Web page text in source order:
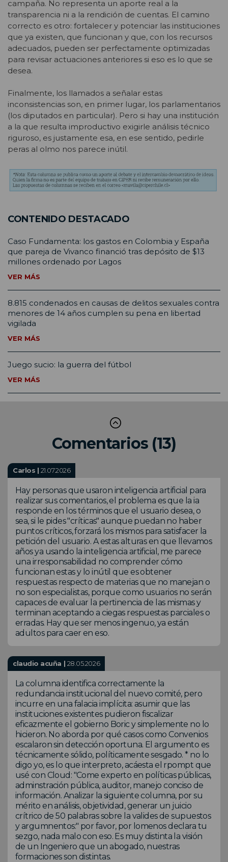
campaña. No representa un aporte real a la
transparencia ni a la rendición de cuentas. El camino
correcto es otro: fortalecer y potenciar las instituciones
que ya existen, que funcionan y que, con los recursos
adecuados, pueden ser perfectamente optimizadas
para revisar actuaciones anteriores si eso es lo que se
desea.
Finalmente, los llamados a señalar estas
inconsistencias son, en primer lugar, los parlamentarios
(los diputados en particular). Pero si hay una institución
a la que resulta improductivo exigirle análisis técnico
riguroso, es justamente esa, en ese sentido, pedirle
peras al olmo nos parece inútil.
CONTENIDO DESTACADO
Caso Fundamenta: los gastos en Colombia y España
que pareja de Vivanco financió tras depósito de $13
millones ordenado por Lagos
VER MÁS
8.815 condenados en causas de delitos sexuales contra
menores de 14 años cumplen su pena en libertad
vigilada
VER MÁS
Juego sucio: la guerra del fútbol
VER MÁS
Comentarios (13)
Carlos | 21.07.2026
Hay personas que usaron inteligencia artificial para
realizar sus comentarios, el problema es que la ia
responde en los términos que el usuario desea, o
sea, si le pides "críticas" aunque puedan no haber
puntos críticos, forzará los mismos para satisfacer la
petición del usuario. A estas alturas en que llevamos
años ya usando la inteligencia artificial, me parece
una irresponsabilidad no comprender cómo
funcionan estas y lo inútil que es obtener
respuestas respecto de materias que no manejan o
no son especialistas, porque como usuarios no serán
capaces de evaluar la pertinencia de las mismas y
terminan aceptando a ciegas respuestas parciales o
erradas. Hay que ser menos ingenuo, ya están
adultos para caer en eso.
claudio acuña | 28.05.2026
La columna identifica correctamente la
redundancia institucional del nuevo comité, pero
incurre en una falacia implícita: asumir que las
instituciones existentes pudieron fiscalizar
eficazmente el gobierno Boric y simplemente no lo
hicieron. No aborda por qué casos como Convenios
escalaron sin detección oportuna. El argumento es
técnicamente sólido, políticamente sesgado. * no lo
digo yo, es lo que interpreto, acáesta el rpompt que
usé con Cloud: "Come experto en políticas públicas,
adminstración pública, auditor, manejo conciso de
información. Analizar la siguiente columna, por su
mérito en análisis, objetividad, generar un juicio
crítrico de 50 palabras sobre la valides de supuestos
y argumnentos:" por favor, por lomenos declara tu
sezgo, nada malo con eso. Es muy distinta la visión
de un Ingeniero que un abogado, nuestras
formaciones son distintas.